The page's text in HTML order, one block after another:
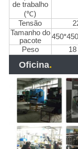
de trabalho
(℃)
Tensão
Tamanho do
pacote
Peso
18
Oficina.